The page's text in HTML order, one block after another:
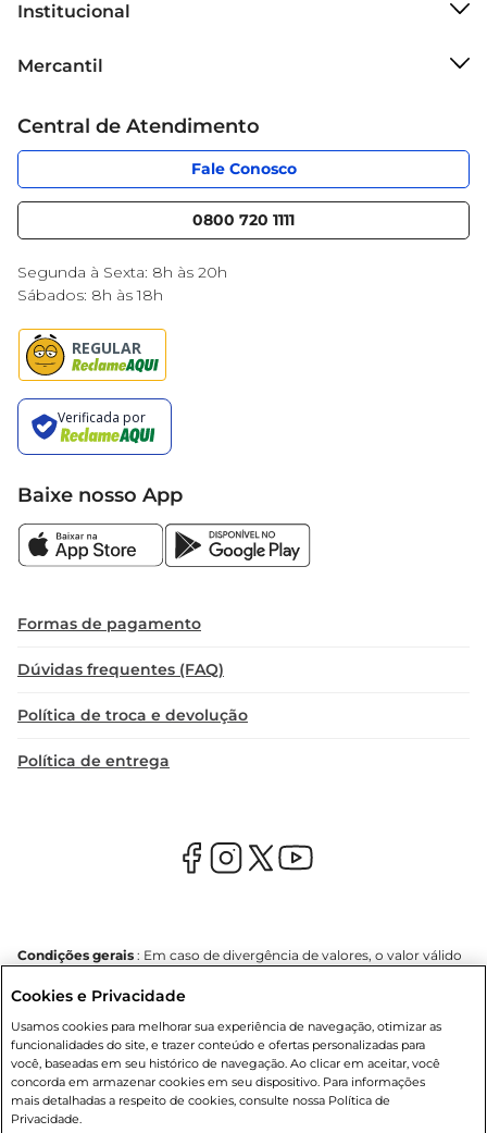
Institucional
Sobre Privacidade
Nossas lojas
Mercantil
Código de Ética
Serviços
Central de Atendimento
Fale Conosco
0800 720 1111
Segunda à Sexta: 8h às 20h
Sábados: 8h às 18h
Baixe nosso App
Formas de pagamento
Dúvidas frequentes (FAQ)
Política de troca e devolução
Política de entrega
Condições gerais : Em caso de divergência de valores, o valor válido
confirmação de estoque. Compras podem ser canceladas em caso
número de clientes as nossas promoções, a compra de produtos
com preços promocionais poderá ter sua quantidade limitada por
cliente. Os preços, ofertas e condições são exclusivos para o e-
commerce e válidos durante o dia de hoje, podendo sofrer alterações
sem prévia notificação. Proibida a venda de bebidas alcoólicas para
Cookies e Privacidade
Usamos cookies para melhorar sua experiência de navegação, otimizar as
funcionalidades do site, e trazer conteúdo e ofertas personalizadas para
você, baseadas em seu histórico de navegação. Ao clicar em aceitar, você
concorda em armazenar cookies em seu dispositivo. Para informações
mais detalhadas a respeito de cookies, consulte nossa Política de
Privacidade.